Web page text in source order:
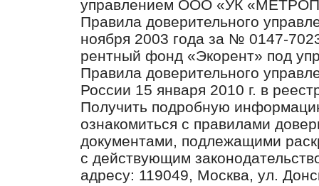
управлением ООО «УК
Правила доверительного
ноября 2003 года за № 0147-
рентный фонд «Экорент» под
Правила доверительного
России 15 января 2010 г. в
Получить подробную
ознакомиться с правилами
документами, подлежащими
с действующим
адресу: 119049, Москва, ул.